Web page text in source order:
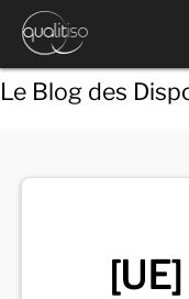
Le Blog des